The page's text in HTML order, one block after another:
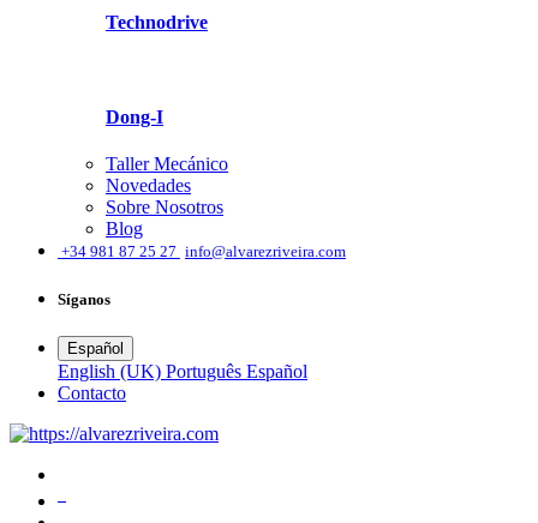
Technodrive
Dong-I
Taller Mecánico
Novedades
Sobre Nosotros
Blog
+34 981 87 25 27 info@alvarezriveira.com
Síganos
Español
English (UK) Português Español
​Contacto